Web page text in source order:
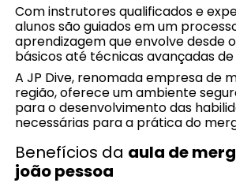
Com instrutores qualificados e
alunos são guiados em um
aprendizagem que envolve desde
básicos até técnicas avançadas
A JP Dive, renomada empresa de
região, oferece um ambiente
para o desenvolvimento das
necessárias para a prática do
Benefícios da aula de
joão pessoa